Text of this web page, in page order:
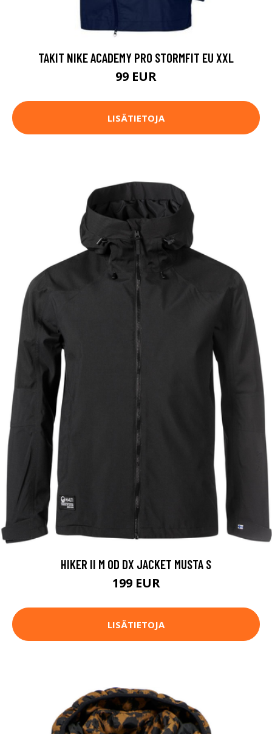
TAKIT NIKE ACADEMY PRO STORMFIT EU XXL
99 EUR
LISÄTIETOJA
HIKER II M OD DX JACKET MUSTA S
199 EUR
LISÄTIETOJA